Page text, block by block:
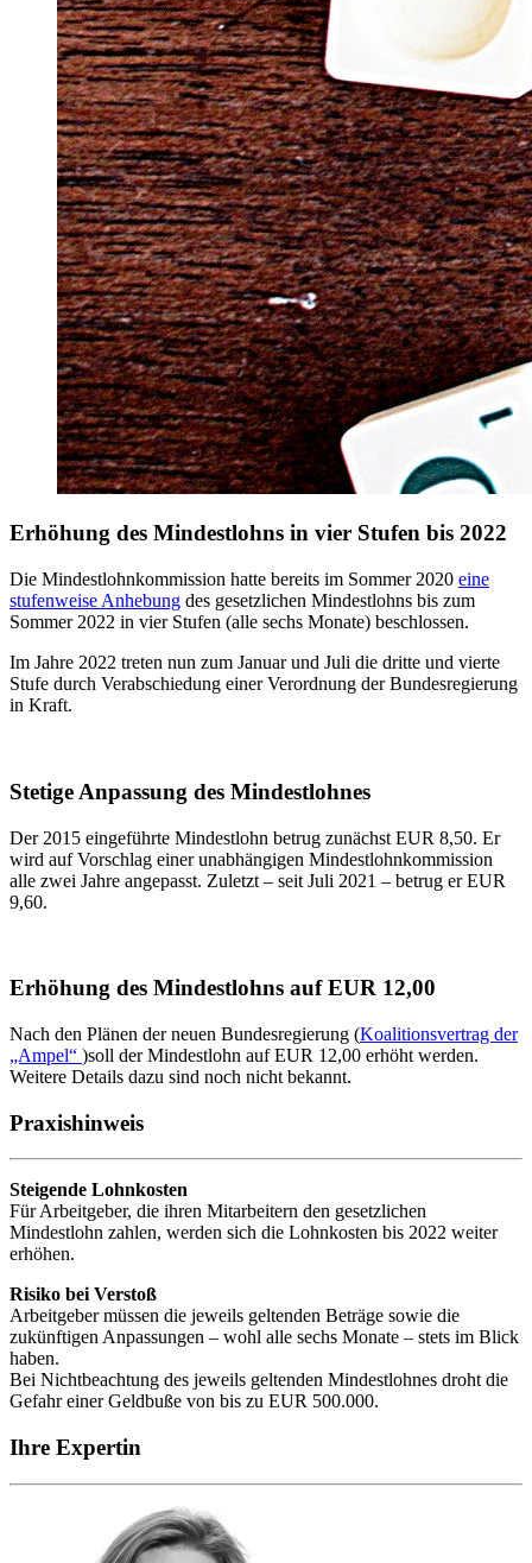
Erhöhung des Mindestlohns in vier Stufen bis 2022
Die Mindestlohnkommission hatte bereits im Sommer 2020 eine
stufenweise Anhebung des gesetzlichen Mindestlohns bis zum
Sommer 2022 in vier Stufen (alle sechs Monate) beschlossen.
Im Jahre 2022 treten nun zum Januar und Juli die dritte und vierte
Stufe durch Verabschiedung einer Verordnung der Bundesregierung
in Kraft.
Stetige Anpassung des Mindestlohnes
Der 2015 eingeführte Mindestlohn betrug zunächst EUR 8,50. Er
wird auf Vorschlag einer unabhängigen Mindestlohnkommission
alle zwei Jahre angepasst. Zuletzt – seit Juli 2021 – betrug er EUR
9,60.
Erhöhung des Mindestlohns auf EUR 12,00
Nach den Plänen der neuen Bundesregierung (Koalitionsvertrag der
„Ampel“ )soll der Mindestlohn auf EUR 12,00 erhöht werden.
Weitere Details dazu sind noch nicht bekannt.
Praxishinweis
Steigende Lohnkosten
Für Arbeitgeber, die ihren Mitarbeitern den gesetzlichen
Mindestlohn zahlen, werden sich die Lohnkosten bis 2022 weiter
erhöhen.
Risiko bei Verstoß
Arbeitgeber müssen die jeweils geltenden Beträge sowie die
zukünftigen Anpassungen – wohl alle sechs Monate – stets im Blick
haben.
Bei Nichtbeachtung des jeweils geltenden Mindestlohnes droht die
Gefahr einer Geldbuße von bis zu EUR 500.000.
Ihre Expertin